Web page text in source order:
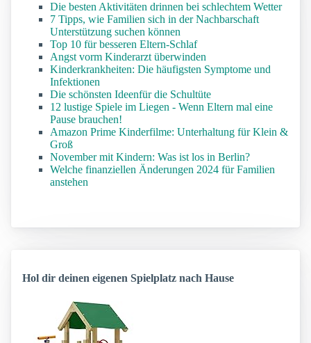
Die besten Aktivitäten drinnen bei schlechtem Wetter
7 Tipps, wie Familien sich in der Nachbarschaft
Unterstützung suchen können
Top 10 für besseren Eltern-Schlaf
Angst vorm Kinderarzt überwinden
Kinderkrankheiten: Die häufigsten Symptome und
Infektionen
Die schönsten Ideenfür die Schultüte
12 lustige Spiele im Liegen - Wenn Eltern mal eine
Pause brauchen!
Amazon Prime Kinderfilme: Unterhaltung für Klein &
Groß
November mit Kindern: Was ist los in Berlin?
Welche finanziellen Änderungen 2024 für Familien
anstehen
Hol dir deinen eigenen Spielplatz nach Hause